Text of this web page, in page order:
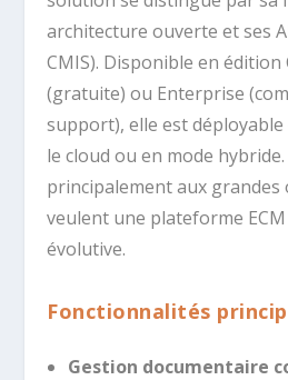
architecture ouverte et ses
CMIS). Disponible en
(gratuite) ou Enterprise
support), elle est
le cloud ou en mode hybride.
principalement aux
veulent une plateforme
évolutive.
Fonctionnalités
Gestion documentaire